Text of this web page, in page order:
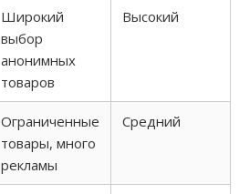
Широкий
выбор
анонимных
товаров
Высокий
Ограниченные
товары, много
рекламы
Средний